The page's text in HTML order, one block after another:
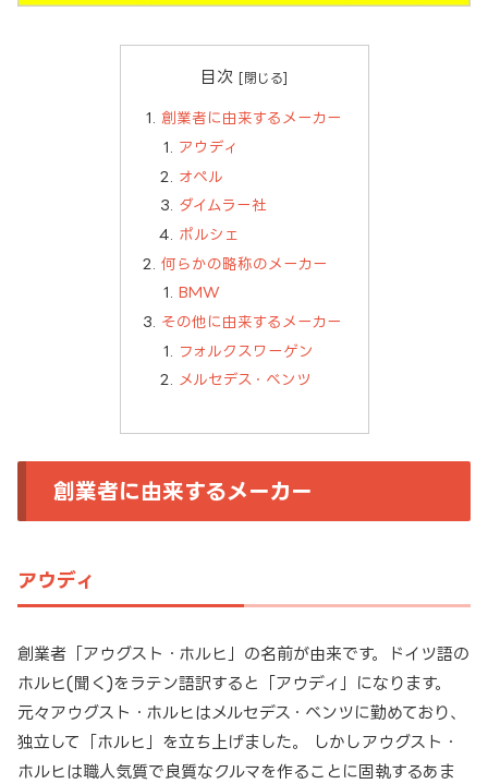
目次
創業者に由来するメーカー
アウディ
オペル
ダイムラー社
ポルシェ
何らかの略称のメーカー
BMW
その他に由来するメーカー
フォルクスワーゲン
メルセデス・ベンツ
創業者に由来するメーカー
アウディ
創業者「アウグスト・ホルヒ」の名前が由来です。ドイツ語の
ホルヒ(聞く)をラテン語訳すると「アウディ」になります。
元々アウグスト・ホルヒはメルセデス・ベンツに勤めており、
独立して「ホルヒ」を立ち上げました。 しかしアウグスト・
ホルヒは職人気質で良質なクルマを作ることに固執するあま